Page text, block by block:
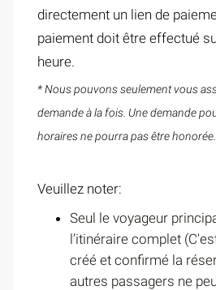
directement un lien de
paiement doit être effectué
heure.
* Nous pouvons seulement vous
demande à la fois. Une demande
horaires ne pourra pas être honorée.
Veuillez noter:
Seul le voyageur
l’itinéraire complet
créé et confirmé la
autres passagers ne